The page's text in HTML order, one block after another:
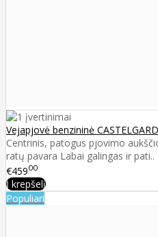
Vejapjovė benzininė
Centrinis, patogus pjovimo
ratų pavara Labai galingas ir pati..
€45900
Į krepšelį
Populiari